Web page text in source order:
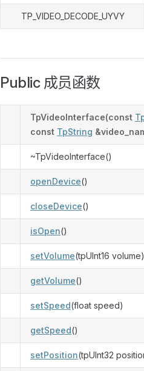
TP_VIDEO_DECODE_UYVY
Public 成员函数
TpVideoInterface(const
const TpString
~TpVideoInterface()
openDevice()
closeDevice()
isOpen()
setVolume(tpUInt16 volume)
getVolume()
setSpeed(float speed)
getSpeed()
setPosition(tpUInt32